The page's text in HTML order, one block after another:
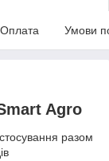
Оплата Умови
Agro
разом